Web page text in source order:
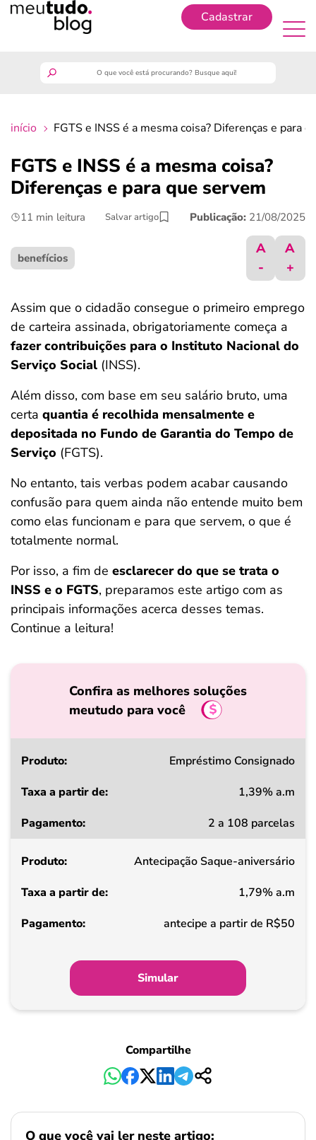
Cadastrar
finanças
benefícios
crédito fácil
ferramentas
início FGTS e INSS é a mesma coisa? Diferenças e para
FGTS e INSS é a mesma coisa?
Diferenças e para que servem
11 min leitura Salvar artigo Publicação: 21/08/2025
benefícios
A
-
A
+
Assim que o cidadão consegue o primeiro emprego
de carteira assinada, obrigatoriamente começa a
fazer contribuições para o Instituto Nacional do
Serviço Social (INSS).
Além disso, com base em seu salário bruto, uma
certa quantia é recolhida mensalmente e
depositada no Fundo de Garantia do Tempo de
Serviço (FGTS).
No entanto, tais verbas podem acabar causando
confusão para quem ainda não entende muito bem
como elas funcionam e para que servem, o que é
totalmente normal.
Por isso, a fim de esclarecer do que se trata o
INSS e o FGTS, preparamos este artigo com as
principais informações acerca desses temas.
Continue a leitura!
Confira as melhores soluções
meutudo para você
Produto
a
de
Pagamento
Empréstimo Consignado
1,39% a.m
2 a 108 parcelas
Antecipação Saque-aniversário
1,79% a.m
antecipe a partir de R$50
Simular
Compartilhe
O que você vai ler neste artigo: